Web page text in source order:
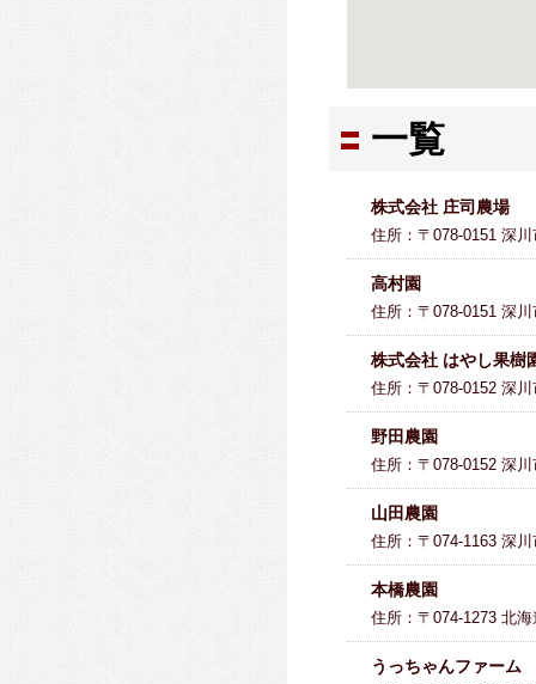
一覧
株式会社 庄司農場
住所：〒078-0151 深
高村園
住所：〒078-0151 深
株式会社 はやし果樹
住所：〒078-0152 深
野田農園
住所：〒078-0152 深
山田農園
住所：〒074-1163 深
本橋農園
住所：〒074-1273 北
うっちゃんファーム